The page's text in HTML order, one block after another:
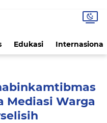
Edukasi Internasional
Mediasi Warga